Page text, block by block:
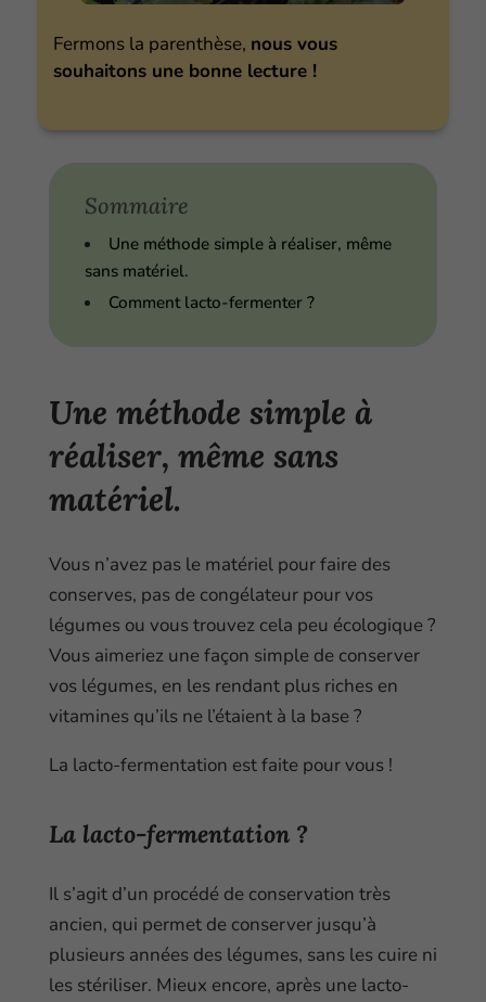
Fermons la parenthèse, nous vous
souhaitons une bonne lecture !
Sommaire
Une méthode simple à réaliser, même
sans matériel.
Comment lacto-fermenter ?
Une méthode simple à
réaliser, même sans
matériel.
Vous n’avez pas le matériel pour faire des
conserves, pas de congélateur pour vos
légumes ou vous trouvez cela peu écologique ?
Vous aimeriez une façon simple de conserver
vos légumes, en les rendant plus riches en
vitamines qu’ils ne l’étaient à la base ?
La lacto-fermentation est faite pour vous !
La lacto-fermentation ?
Il s’agit d’un procédé de conservation très
ancien, qui permet de conserver jusqu’à
plusieurs années des légumes, sans les cuire ni
les stériliser. Mieux encore, après une lacto-